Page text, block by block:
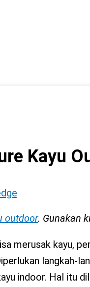
Kayu
outdoor. Gunakan
merusak kayu,
langkah-
indoor. Hal itu